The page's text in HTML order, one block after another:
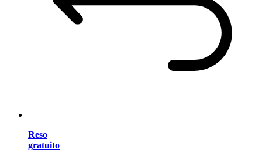
Reso
gratuito